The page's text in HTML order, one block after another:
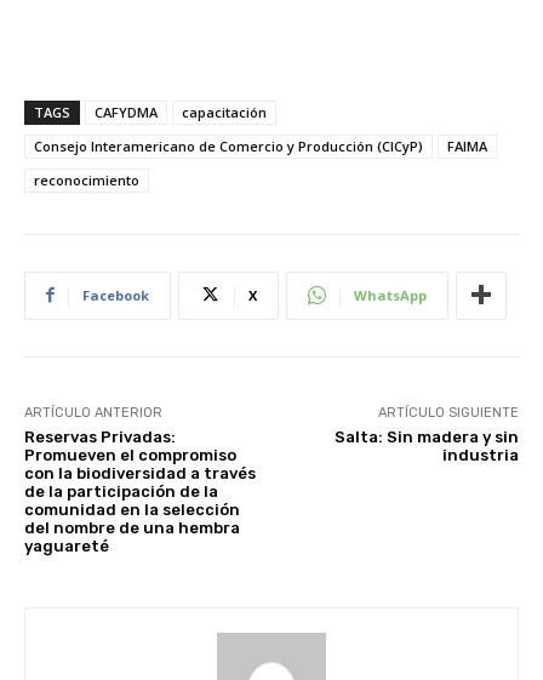
TAGS CAFYDMA
capacitación
Consejo Interamericano de Comercio y Producción (CICyP)
FAIMA
reconocimiento
Facebook X WhatsApp
ARTÍCULO ANTERIOR
Reservas Privadas:
Promueven el compromiso
con la biodiversidad a través
de la participación de la
comunidad en la selección
del nombre de una hembra
yaguareté
ARTÍCULO SIGUIENTE
Salta: Sin madera y sin
industria